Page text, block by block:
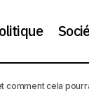
ils de
se terminer
comment cela